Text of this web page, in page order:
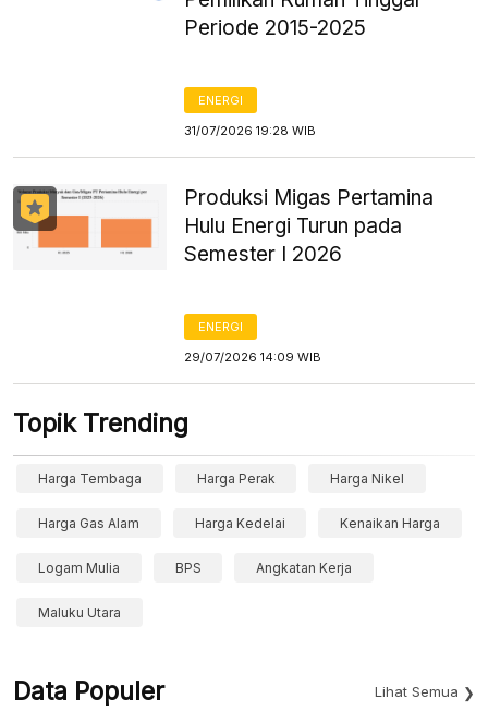
Periode 2015-2025
ENERGI
31/07/2026 19:28 WIB
Produksi Migas Pertamina
Hulu Energi Turun pada
Semester I 2026
ENERGI
29/07/2026 14:09 WIB
Topik Trending
Harga Tembaga Harga Perak Harga Nikel
Harga Gas Alam Harga Kedelai Kenaikan Harga
Logam Mulia BPS Angkatan Kerja
Maluku Utara
Data Populer Lihat Semua